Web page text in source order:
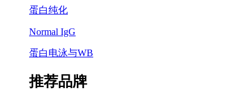
蛋白纯化
Normal IgG
蛋白电泳与WB
推荐品牌